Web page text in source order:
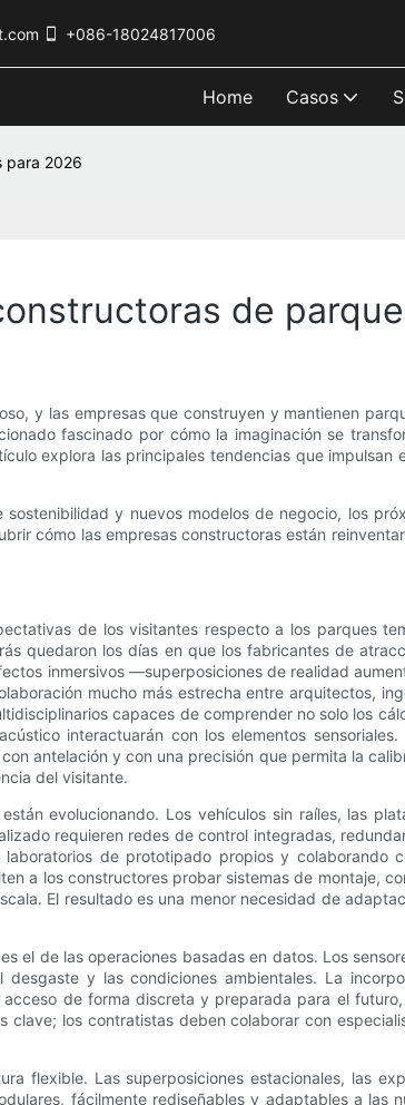
+086-18024817006
Home Casos
para 2026
de
y las empresas que construyen y mantienen
fascinado por cómo la imaginación se
explora las principales tendencias que
y nuevos modelos de negocio, los
cómo las empresas constructoras están
de los visitantes respecto a los parques
quedaron los días en que los fabricantes de
inmersivos —superposiciones de realidad
mucho más estrecha entre arquitectos,
capaces de comprender no solo los
interactuarán con los elementos
antelación y con una precisión que permita la
del visitante.
evolucionando. Los vehículos sin raíles, las
requieren redes de control integradas,
de prototipado propios y
a los constructores probar sistemas de montaje,
El resultado es una menor necesidad de
el de las operaciones basadas en datos. Los
y las condiciones ambientales. La
de forma discreta y preparada para el
los contratistas deben colaborar con
flexible. Las superposiciones estacionales, las
fácilmente rediseñables y adaptables a las